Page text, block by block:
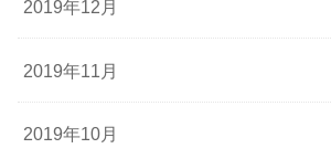
2019年12月
2019年11月
2019年10月